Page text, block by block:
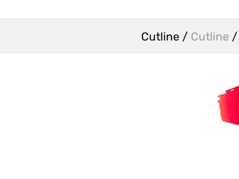
/
Cutline
/ Cutline